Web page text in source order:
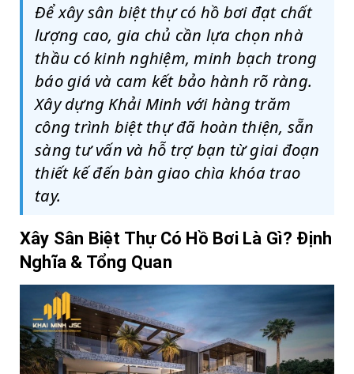
Để xây sân biệt thự có hồ bơi đạt chất
lượng cao, gia chủ cần lựa chọn nhà
thầu có kinh nghiệm, minh bạch trong
báo giá và cam kết bảo hành rõ ràng.
Xây dựng Khải Minh với hàng trăm
công trình biệt thự đã hoàn thiện, sẵn
sàng tư vấn và hỗ trợ bạn từ giai đoạn
thiết kế đến bàn giao chìa khóa trao
tay.
Xây Sân Biệt Thự Có Hồ Bơi Là Gì? Định
Nghĩa & Tổng Quan